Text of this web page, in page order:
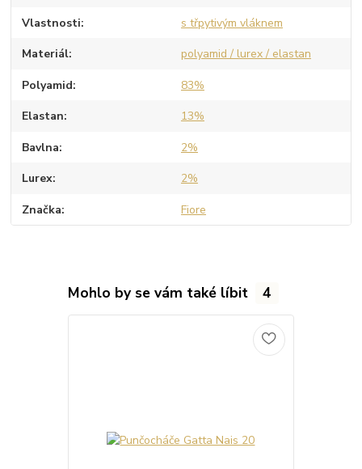
Vlastnosti s třpytivým vláknem
Materiál polyamid / lurex / elastan
Polyamid 83%
Elastan 13%
Bavlna 2%
Lurex 2%
Značka Fiore
Mohlo by se vám také líbit 4